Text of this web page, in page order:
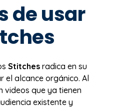
de usar
Stitches radica en su
el alcance orgánico. Al
videos que ya tienen
existente y